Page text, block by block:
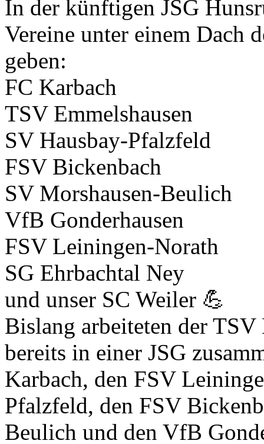
In der künftigen JSG
Vereine unter einem Dach
geben:
FC Karbach
TSV Emmelshausen
SV Hausbay-Pfalzfeld
FSV Bickenbach
SV Morshausen-Beulich
VfB Gonderhausen
FSV Leiningen-Norath
SG Ehrbachtal Ney
und unser SC Weiler 💪
Bislang arbeiteten der
bereits in einer JSG
Karbach, den FSV
Pfalzfeld, den FSV
Beulich und den VfB